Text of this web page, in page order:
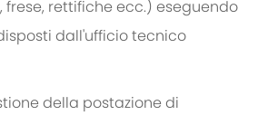
rettifiche ecc.) eseguendo
dall'ufficio tecnico
della postazione di